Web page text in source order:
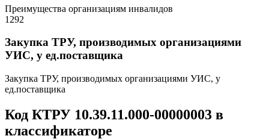
Преимущества организациям инвалидов
1292
Закупка ТРУ, производимых организациями
УИС, у ед.поставщика
Закупка ТРУ, производимых организациями УИС, у
ед.поставщика
Код КТРУ 10.39.11.000-00000003 в
классификаторе